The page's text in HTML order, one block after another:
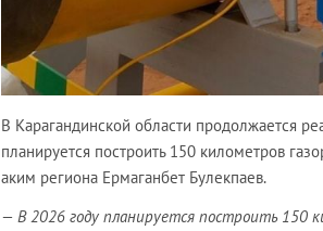
В Карагандинской области продолжается
планируется построить 150 километров
аким региона Ермаганбет Булекпаев.
— В 2026 году планируется построить 150